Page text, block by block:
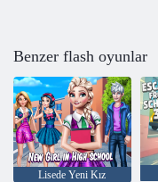
Benzer flash oyunlar
Lisede Yeni Kız